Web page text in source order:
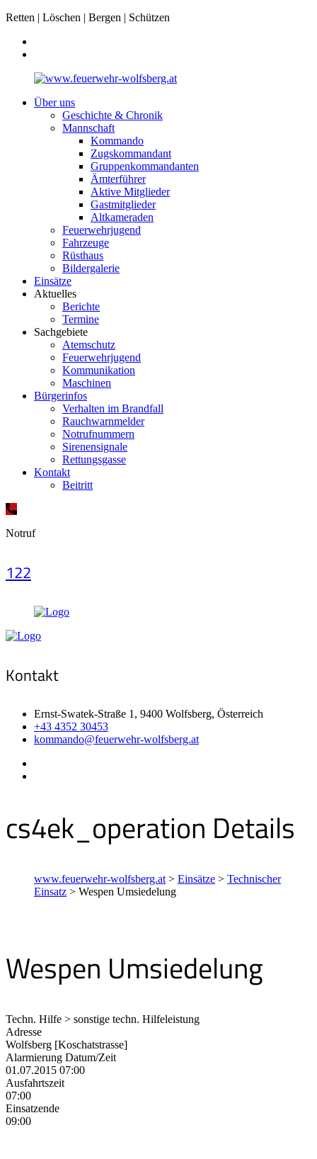
Retten | Löschen | Bergen | Schützen
Über uns
Geschichte & Chronik
Mannschaft
Kommando
Zugskommandant
Gruppenkommandanten
Ämterführer
Aktive Mitglieder
Gastmitglieder
Altkameraden
Feuerwehrjugend
Fahrzeuge
Rüsthaus
Bildergalerie
Einsätze
Aktuelles
Berichte
Termine
Sachgebiete
Atemschutz
Feuerwehrjugend
Kommunikation
Maschinen
Bürgerinfos
Verhalten im Brandfall
Rauchwarnmelder
Notrufnummern
Sirenensignale
Rettungsgasse
Kontakt
Beitritt
Notruf
122
Kontakt
Ernst-Swatek-Straße 1, 9400 Wolfsberg, Österreich
+43 4352 30453
kommando@feuerwehr-wolfsberg.at
cs4ek_operation Details
www.feuerwehr-wolfsberg.at > Einsätze > Technischer
Einsatz > Wespen Umsiedelung
Wespen Umsiedelung
Techn. Hilfe > sonstige techn. Hilfeleistung
Adresse
Wolfsberg [Koschatstrasse]
Alarmierung Datum/Zeit
01.07.2015 07:00
Ausfahrtszeit
07:00
Einsatzende
09:00